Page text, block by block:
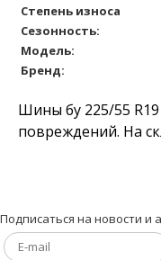
Степень износа
Сезонность:
Модель:
Бренд:
Шины бу 225/55
повреждений. На
Подписаться на новости и